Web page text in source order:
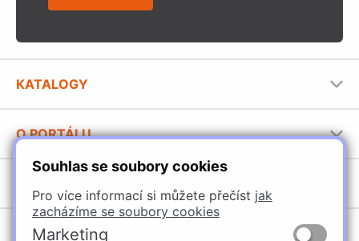
Souhlas se soubory cookies
Pro více informací si můžete přečíst jak
zacházíme se soubory cookies
Marketing
KATALOGY
Stavební katalog Häfele
Brožury Häfele
O PORTÁLU
Provozovatel portálu
Jak používat portál
Úchytky
POBOČKY